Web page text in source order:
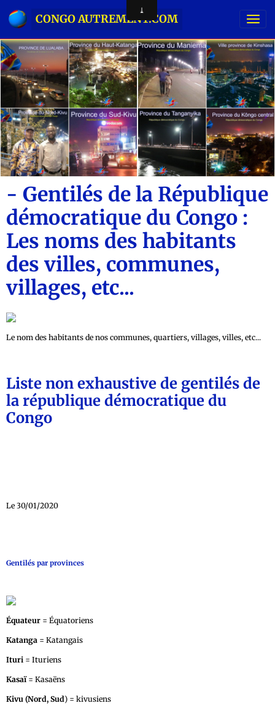
CONGO AUTREMENT.COM
- Gentilés de la République
démocratique du Congo :
Les noms des habitants
des villes, communes,
villages, etc...
Le nom des habitants de nos communes, quartiers, villages, villes, etc...
Liste non exhaustive de gentilés de
la république démocratique du
Congo
Le 30/01/2020
Gentilés par provinces
Équateur = Équatoriens
Katanga = Katangais
Ituri = Ituriens
Kasaï = Kasaëns
Kivu (Nord, Sud) = kivusiens